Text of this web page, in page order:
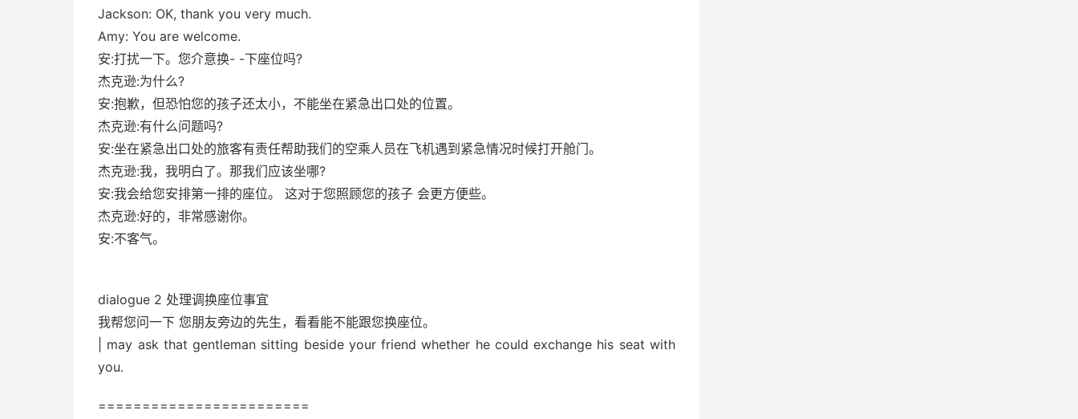
Jackson: OK, thank you very much.
Amy: You are welcome.
安:打扰一下。您介意换- -下座位吗?
杰克逊:为什么?
安:抱歉，但恐怕您的孩子还太小，不能坐在紧急出口处的位置。
杰克逊:有什么问题吗?
安:坐在紧急出口处的旅客有责任帮助我们的空乘人员在飞机遇到紧急情况时候打开舱门。
杰克逊:我，我明白了。那我们应该坐哪?
安:我会给您安排第一排的座位。 这对于您照顾您的孩子 会更方便些。
杰克逊:好的，非常感谢你。
安:不客气。
dialogue 2 处理调换座位事宜
我帮您问一下 您朋友旁边的先生，看看能不能跟您换座位。
| may ask that gentleman sitting beside your friend whether he could exchange his seat with
you.
========================